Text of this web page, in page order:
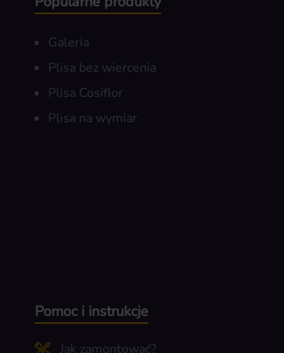
Galeria
Plisa bez wiercenia
Plisa Cosiflor
Plisa na wymiar
Pomoc i instrukcje
Jak zamontować?